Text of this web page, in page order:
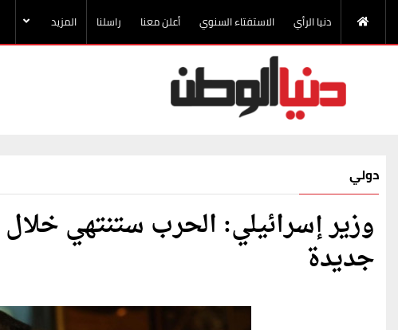
دنيا الرأي الاستفتاء السنوي أعلن معنا راسلنا المزيد
دولي
جديدة